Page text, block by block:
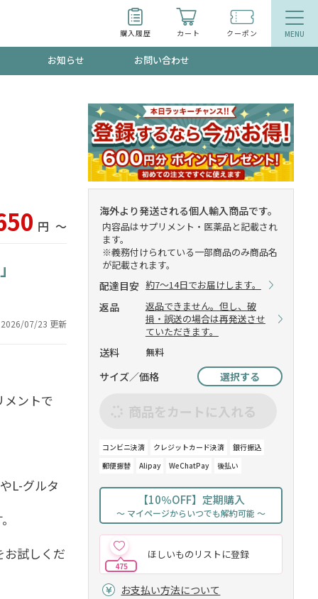
購入履歴 カート クーポン
食品
得なクーポン"3種類"出現中！今月のスト
！今すぐ使えるクーポンプレゼント中！！
集！限定クーポンも不定期配信
お知らせ お問い合わせ
円 〜
2026/07/23 更新
メントで
L-グルタ
お試しくだ
海外より発送される個人輸入商品です。
内容品はサプリメント・医薬品と記載され
ます。
※義務付けられている一部商品のみ商品名
が記載されます。
配達目安 約7～14日でお届けします。
返品
返品できません。但し、破
損・誤送の場合は再発送させ
ていただきます。
送料 無料
サイズ／価格 選択する
商品をカートに入れる
コンビニ決済 クレジットカード決済
銀行振込
郵便振替
Alipay WeChatPay 後払い
【10％OFF】定期購入
～ マイページからいつでも解約可能 ～
ほしいものリストに登録
475
お支払い方法について